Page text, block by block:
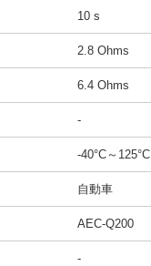
10 s
2.8 Ohms
6.4 Ohms
-
-40°C～125°C
自動車
AEC-Q200
-